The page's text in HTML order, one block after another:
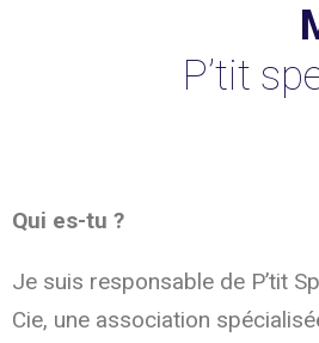
P’tit
Qui es-tu ?
Je suis responsable de P’tit
Cie, une association